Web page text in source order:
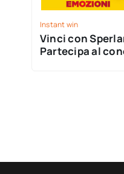
Instant win
Vinci con
Partecipa al